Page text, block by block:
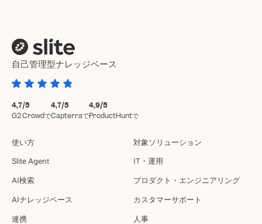
自己管理型ナレッジベース
4,7/5
G2 Crowdで
4,7/5
Capterraで
4,9/5
ProductHuntで
使い方
Slite Agent
AI検索
AIナレッジベース
連携
対象ソリューション
IT・運用
プロダクト・エンジニアリング
カスタマーサポート
人事